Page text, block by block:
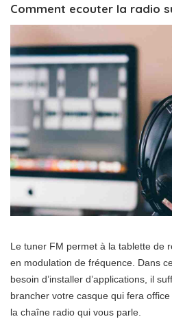
Comment ecouter la radio
Le tuner FM permet à la tablette de
en modulation de fréquence. Dans
besoin d’installer d’applications, il
brancher votre casque qui fera
la chaîne radio qui vous parle.